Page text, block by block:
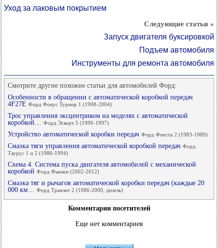
Уход за лаковым покрытием
Следующие статьи »
Запуск двигателя буксировкой
Подъем автомобиля
Инструменты для ремонта автомобиля
Смотрите другие похожие статьи для автомобилей Форд:
Особенности в обращении с автоматической коробкой передач
4F27E Форд Фокус Турнир 1 (1998-2004)
Трос управления эксцентриком на моделях с автоматической
коробкой… Форд Эскорт 5 (1990-1997)
Устройство автоматической коробки передач Форд Фиеста 2 (1983-1989)
Смазка тяги управления автоматической коробкой передач Форд
Таурус 1 и 2 (1986-1994)
Схема 4. Система пуска двигателя автомобилей с механической
коробкой Форд Фьюжн (2002-2012)
Смазка тяг и рычагов автоматической коробки передач (каждые 20
000 км… Форд Транзит 2 (1986-2000, дизель)
Комментарии посетителей
Еще нет комментариев